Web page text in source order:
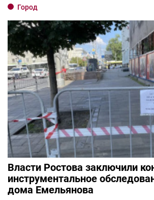
Город
Власти Ростова заключили
инструментальное
дома Емельянова